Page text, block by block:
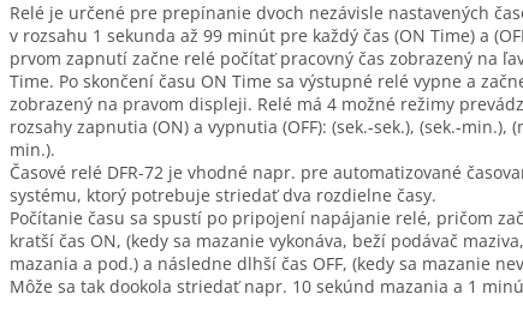
Relé je určené pre prepínanie dvoch nezávisle nastavených
v rozsahu 1 sekunda až 99 minút pre každý čas (ON Time) a
prvom zapnutí začne relé počítať pracovný čas zobrazený na
Time. Po skončení času ON Time sa výstupné relé vypne a
zobrazený na pravom displeji. Relé má 4 možné režimy
rozsahy zapnutia (ON) a vypnutia (OFF): (sek.-sek.), (sek.-min.),
min.).
Časové relé DFR-72 je vhodné napr. pre automatizované
systému, ktorý potrebuje striedať dva rozdielne časy.
Počítanie času sa spustí po pripojení napájanie relé, pričom
kratší čas ON, (kedy sa mazanie vykonáva, beží podávač
mazania a pod.) a následne dlhší čas OFF, (kedy sa mazanie
Môže sa tak dookola striedať napr. 10 sekúnd mazania a 1